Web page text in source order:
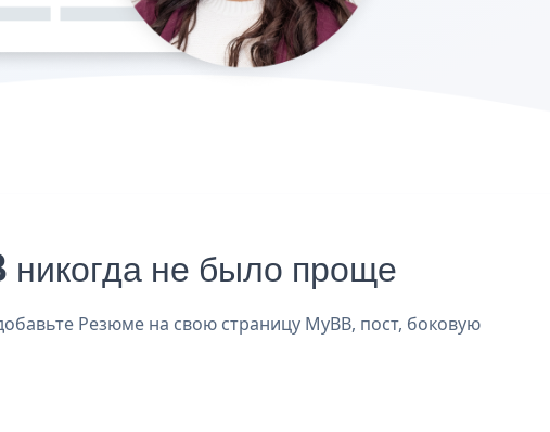
не было проще
Резюме на свою страницу MyBB, пост, боковую